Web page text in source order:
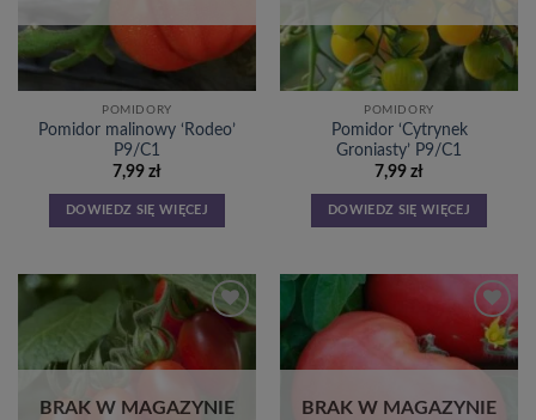
POMIDORY
Pomidor malinowy ‘Rodeo’
P9/C1
7,99 zł
DOWIEDZ SIĘ WIĘCEJ
POMIDORY
Pomidor ‘Cytrynek
Groniasty’ P9/C1
7,99 zł
DOWIEDZ SIĘ WIĘCEJ
Dodaj
listy
BRAK W MAGAZYNIE
Dodaj
do
listy
BRAK W MAGAZYNIE